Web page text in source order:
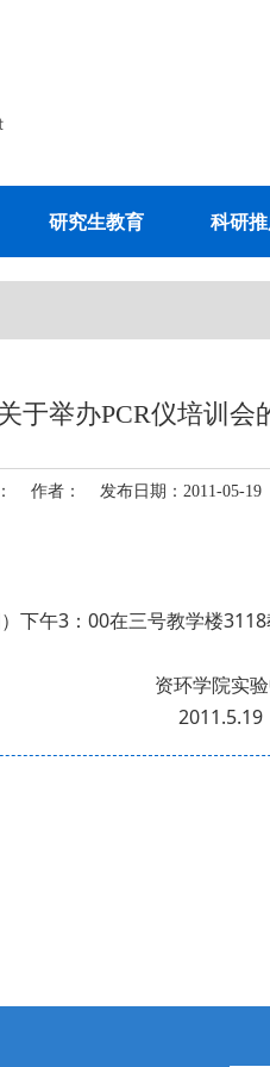
研究生教育 科研
关于举办PCR仪培训会
作者： 发布日期：2011-05-
午3：00在三号教学楼3118
验中